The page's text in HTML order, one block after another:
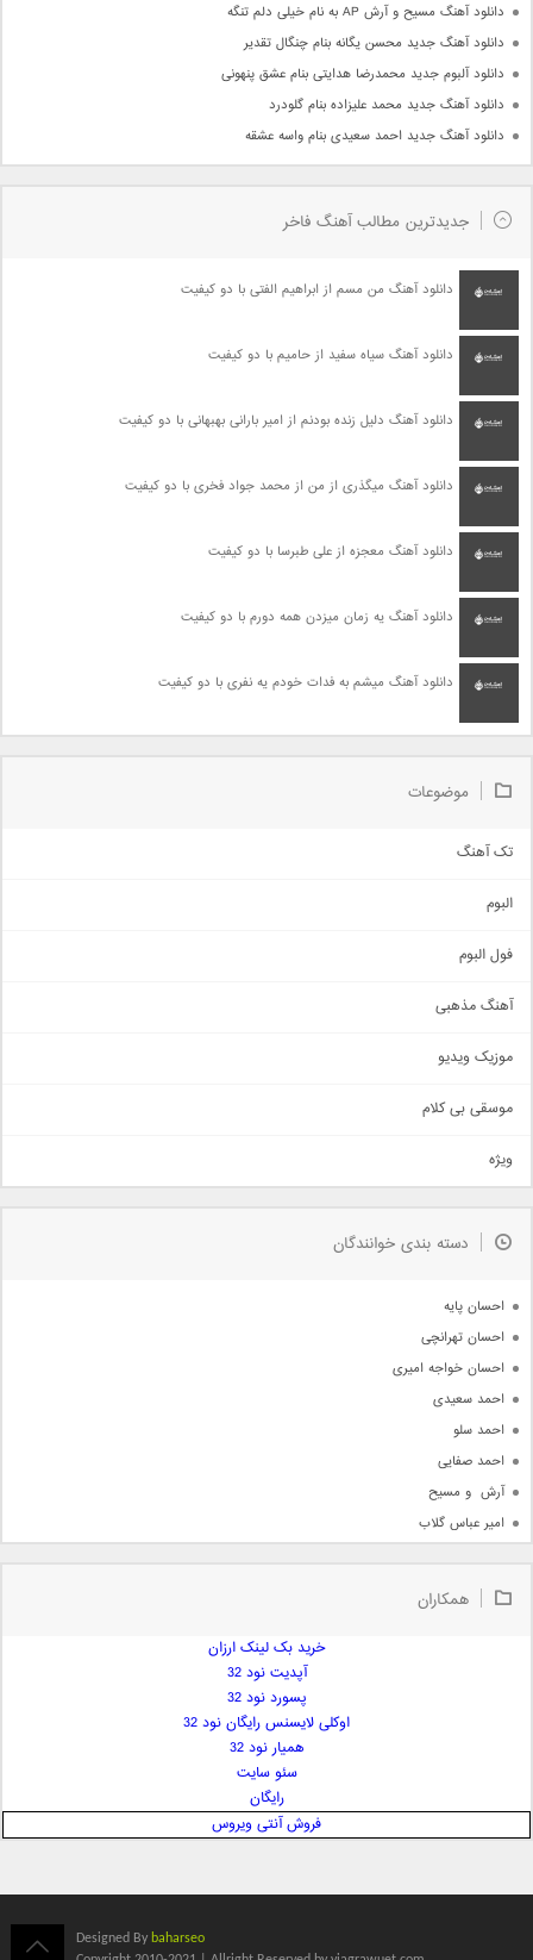
دانلود آهنگ مسیح و آرش AP به نام خیلی دلم تنگه
دانلود آهنگ جدید محسن یگانه بنام چنگال تقدیر
دانلود آلبوم جدید محمدرضا هدایتی بنام عشق پنهونی
دانلود آهنگ جدید محمد علیزاده بنام گلودرد
دانلود آهنگ جدید احمد سعیدی بنام واسه عشقه
جدیدترین مطالب آهنگ فاخر
دانلود آهنگ من مسم از ابراهیم الفتی با دو کیفیت
دانلود آهنگ سیاه سفید از حامیم با دو کیفیت
دانلود آهنگ دلیل زنده بودنم از امیر بارانی بهبهانی با دو کیفیت
دانلود آهنگ میگذری از من از محمد جواد فخری با دو کیفیت
دانلود آهنگ معجزه از علی طبرسا با دو کیفیت
دانلود آهنگ یه زمان میزدن همه دورم با دو کیفیت
دانلود آهنگ میشم به فدات خودم یه نفری با دو کیفیت
موضوعات
تک آهنگ
اجتماعی
حماسی
سنتی
اهنگ بندرعباسی
دمو
مذهبی
جدیدترین ها
البوم
فول البوم
آهنگ مذهبی
موزیک ویدیو
موسقی بی کلام
ویژه
دسته بندی خوانندگان
احسان پایه
احسان تهرانچی
احسان خواجه امیری
احمد سعیدی
احمد سلو
احمد صفایی
آرش  و مسیح
امیر عباس گلاب
امیر علی
ایمان غلامی
بابک جهانبخش
همکاران
خرید بک لینک ارزان
آپدیت نود 32
پسورد نود 32
اوکلی لایسنس رایگان نود 32
همیار نود 32
سئو سایت
رایگان
فروش آنتی ویروس
Designed By baharseo